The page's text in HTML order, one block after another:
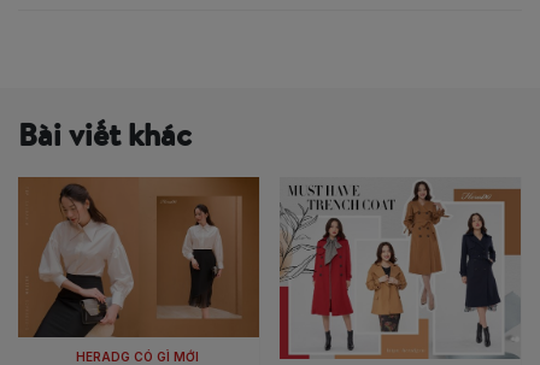
Bài viết khác
HERADG CÓ GÌ MỚI